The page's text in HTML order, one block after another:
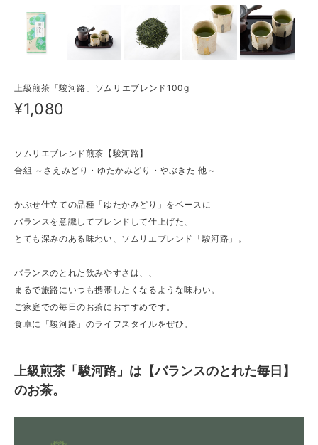
上級煎茶「駿河路」ソムリエブレンド100g
¥1,080
ソムリエブレンド煎茶【駿河路】
合組 ～さえみどり・ゆたかみどり・やぶきた 他～
かぶせ仕立ての品種「ゆたかみどり」をベースに
バランスを意識してブレンドして仕上げた、
とても深みのある味わい、ソムリエブレンド「駿河路」。
バランスのとれた飲みやすさは、、
まるで旅路にいつも携帯したくなるような味わい。
ご家庭での毎日のお茶におすすめです。
食卓に「駿河路」のライフスタイルをぜひ。
上級煎茶「駿河路」は【バランスのとれた毎日】
のお茶。